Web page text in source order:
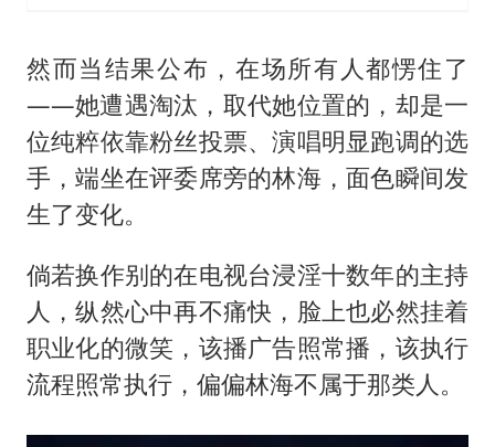
然而当结果公布，在场所有人都愣住了
——她遭遇淘汰，取代她位置的，却是一
位纯粹依靠粉丝投票、演唱明显跑调的选
手，端坐在评委席旁的林海，面色瞬间发
生了变化。
倘若换作别的在电视台浸淫十数年的主持
人，纵然心中再不痛快，脸上也必然挂着
职业化的微笑，该播广告照常播，该执行
流程照常执行，偏偏林海不属于那类人。